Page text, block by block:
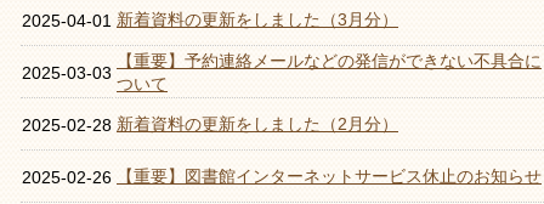
2025-04-01 新着資料の更新をしました（3月分）
2025-03-03
【重要】予約連絡メールなどの発信ができない不具合に
ついて
2025-02-28 新着資料の更新をしました（2月分）
2025-02-26 【重要】図書館インターネットサービス休止のお知らせ